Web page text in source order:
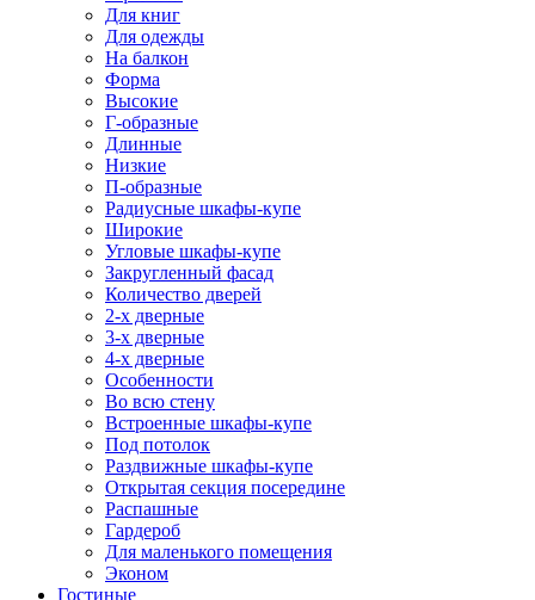
Для книг
Для одежды
На балкон
Форма
Высокие
Г-образные
Длинные
Низкие
П-образные
Радиусные шкафы-купе
Широкие
Угловые шкафы-купе
Закругленный фасад
Количество дверей
2-х дверные
3-х дверные
4-х дверные
Особенности
Во всю стену
Встроенные шкафы-купе
Под потолок
Раздвижные шкафы-купе
Открытая секция посередине
Распашные
Гардероб
Для маленького помещения
Эконом
Гостиные